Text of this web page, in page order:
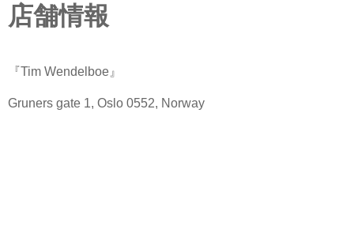
店舗情報
『Tim Wendelboe』
Gruners gate 1, Oslo 0552, Norway